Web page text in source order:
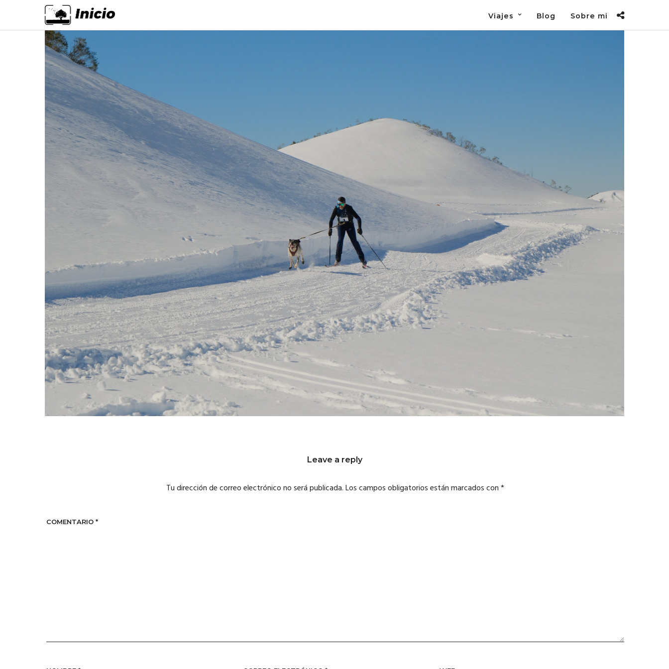
Viajes Blog Sobre mi
Leave a reply
Tu dirección de correo electrónico no será publicada.Los campos obligatorios están marcados con*
COMENTARIO *